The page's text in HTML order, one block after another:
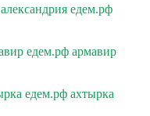
едем.рф
едем.рф армавир
едем.рф ахтырка